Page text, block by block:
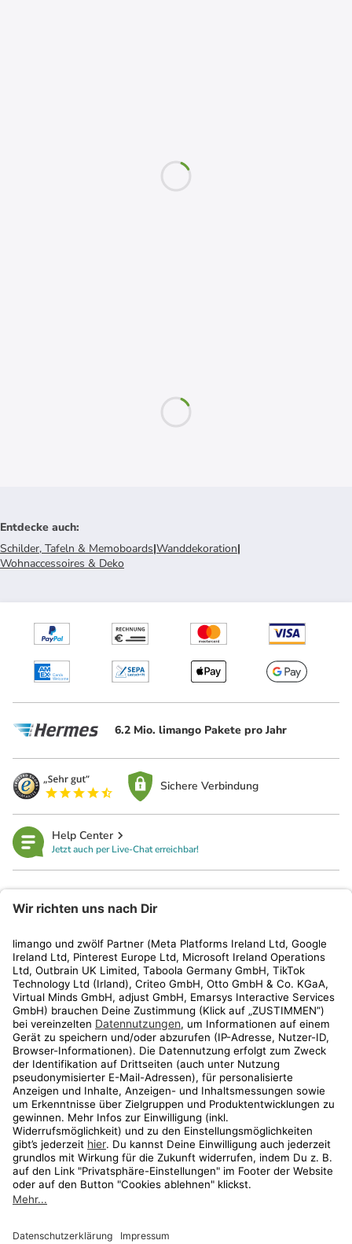
Entdecke auch:
Schilder, Tafeln & Memoboards|Wanddekoration|
Wohnaccessoires & Deko
6.2 Mio. limango Pakete pro Jahr
Sichere Verbindung
Help Center
Jetzt auch per Live-Chat erreichbar!
Kundenservice
Shop
Aktionen
Travel